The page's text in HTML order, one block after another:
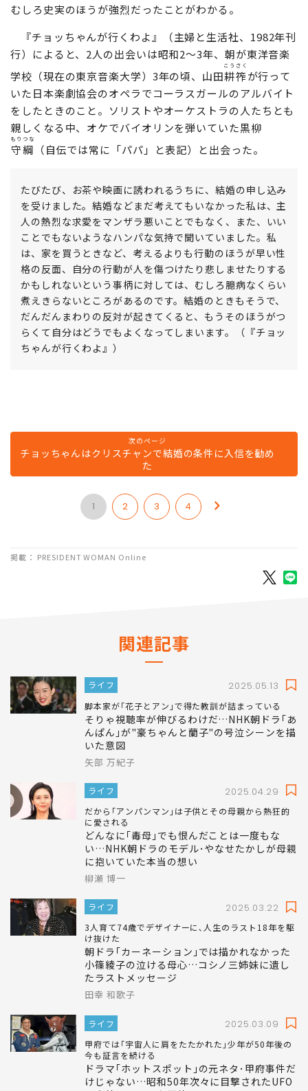
むしろ史実のほうが強烈だったことがわかる。
『チョッちゃんが行くわよ』（主婦と生活社、1982年刊
行）によると、2人の出会いは昭和2～3年、朝が東洋音楽
学校（現在の東京音楽大学）3年の頃、山田耕筰
こうさく
が行って
いた日本楽劇協会のオペラでコーラスガールのアルバイト
をしたときのこと。ソリストやオーケストラの人たちとも
親しくなる中、オケでバイオリンを弾いていた黒柳
守綱
もりつな
（自伝では常に「パパ」と表記）と出会った。
たびたび、お茶や映画に誘われるうちに、結婚の申し込み
を受けました。結婚などまだ考えてもいなかった私は、主
人の熱烈な求愛をマンザラ悪いことでもなく、また、いい
ことでもないようなハンパな気持で聞いていました。私
は、家を買うときなど、考えるよりも行動のほうが早い性
格の反面、自分の行動が人を傷つけたり悲しませたりする
かもしれないという事柄に対しては、むしろ臆病なくらい
煮えきらないところがあるのです。結婚のときもそうで、
だんだんまわりの反対が起きてくると、もうそのほうがつ
らくて自分はどうでもよくなってしまいます。（『チョッ
ちゃんが行くわよ』）
次のページ
チョッちゃんはクリスチャンで結婚の条件に入信を勧め
た
1 2 3 4
掲載： PRESIDENT WOMAN Online
関連記事
ライフ 2025.05.13
脚本家が｢花子とアン｣で得た教訓が詰まっている
そりゃ視聴率が伸びるわけだ…NHK朝ドラ｢あ
んぱん｣が"豪ちゃんと蘭子"の号泣シーンを描
いた意図
矢部 万紀子
ライフ 2025.04.29
だから｢アンパンマン｣は子供とその母親から熱狂的
に愛される
どんなに｢毒母｣でも恨んだことは一度もな
い…NHK朝ドラのモデル･やなせたかしが母親
に抱いていた本当の想い
柳瀬 博一
ライフ 2025.03.22
3人育て74歳でデザイナーに､人生のラスト18年を駆
け抜けた
朝ドラ｢カーネーション｣では描かれなかった
小篠綾子の泣ける母心…コシノ三姉妹に遺し
たラストメッセージ
田幸 和歌子
ライフ 2025.03.09
甲府では｢宇宙人に肩をたたかれた｣少年が50年後の
今も証言を続ける
ドラマ｢ホットスポット｣の元ネタ･甲府事件だ
けじゃない…昭和50年次々に目撃されたUFO